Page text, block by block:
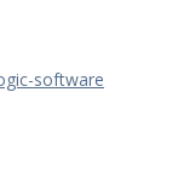
software